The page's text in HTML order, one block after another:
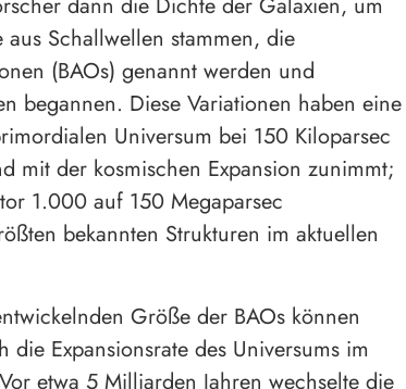
Schallwellen stammen, die
(BAOs) genannt werden und
begannen. Diese Variationen haben eine
Universum bei 150 Kiloparsec
mit der kosmischen Expansion zunimmt;
1.000 auf 150 Megaparsec
bekannten Strukturen im aktuellen
Größe der BAOs können
Expansionsrate des Universums im
etwa 5 Milliarden Jahren wechselte die